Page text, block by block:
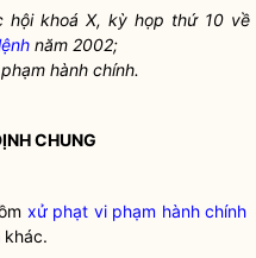
hộikhoá X, kỳ họp thứ 10 về
năm 2002;
hành chính.
CHUNG
xử phạt vi phạm hành chính
khác.